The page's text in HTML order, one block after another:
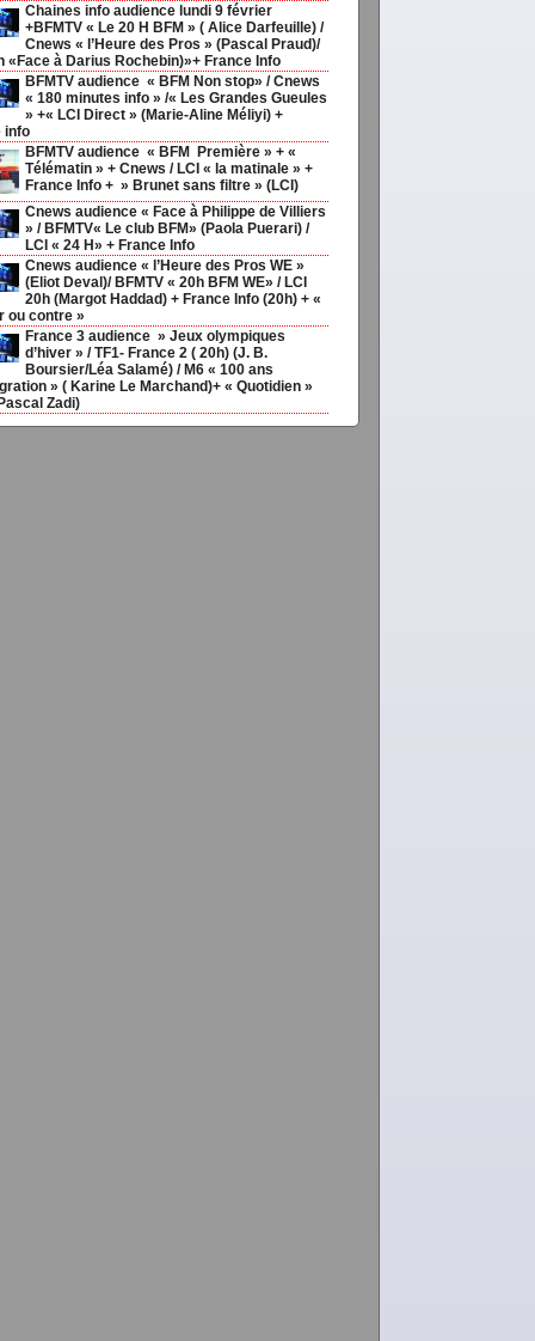
Chaines info audience lundi 9 février
+BFMTV « Le 20 H BFM » ( Alice Darfeuille) /
Cnews « l’Heure des Pros » (Pascal Praud)/
«Face à Darius Rochebin)»+ France Info
BFMTV audience « BFM Non stop» / Cnews
« 180 minutes info » /« Les Grandes Gueules
» +« LCI Direct » (Marie-Aline Méliyi) +
info
BFMTV audience « BFM Première » + «
Télématin » + Cnews / LCI « la matinale » +
France Info + » Brunet sans filtre » (LCI)
Cnews audience « Face à Philippe de Villiers
» / BFMTV« Le club BFM» (Paola Puerari) /
LCI « 24 H» + France Info
Cnews audience « l’Heure des Pros WE »
(Eliot Deval)/ BFMTV « 20h BFM WE» / LCI
20h (Margot Haddad) + France Info (20h) + «
ou contre »
France 3 audience » Jeux olympiques
d’hiver » / TF1- France 2 ( 20h) (J. B.
Boursier/Léa Salamé) / M6 « 100 ans
» ( Karine Le Marchand)+ « Quotidien »
Zadi)